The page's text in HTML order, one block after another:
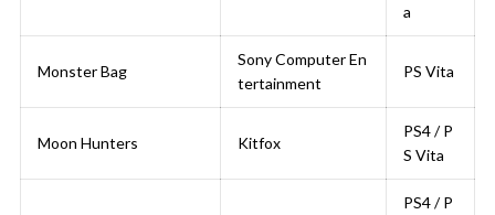
a
Monster Bag
Sony Computer En
tertainment
PS Vita
Moon Hunters Kitfox
PS4 / P
S Vita
PS4 / P